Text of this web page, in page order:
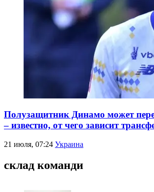
Полузащитник Динамо может
– известно, от чего зависит
21 июля, 07:24 Украина
склад команди